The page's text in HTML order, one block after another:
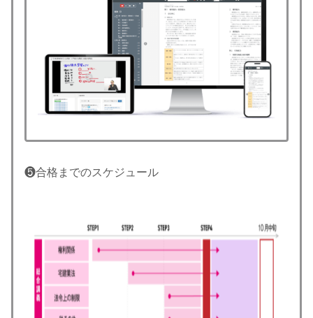
❺合格までのスケジュール